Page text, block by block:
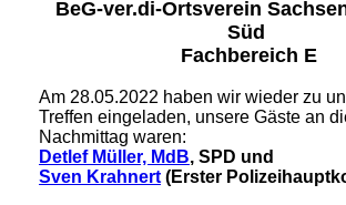
BeG-ver.di-Ortsverein
Süd
Fachbereich E
Am 28.05.2022 haben wir wieder zu
Treffen eingeladen, unsere Gäste an
Nachmittag waren:
Detlef Müller, MdB, SPD und
Sven Krahnert (Erster